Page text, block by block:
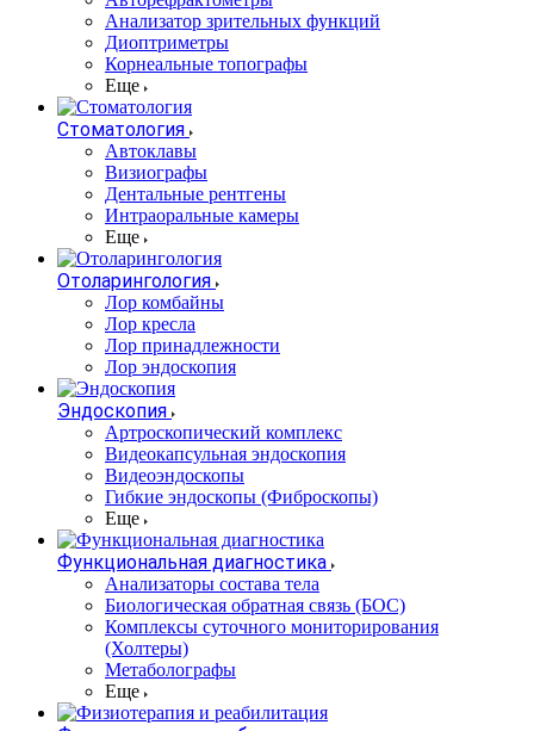
Анализатор зрительных функций
Диоптриметры
Корнеальные топографы
Еще
Стоматология
Автоклавы
Визиографы
Дентальные рентгены
Интраоральные камеры
Еще
Отоларингология
Лор комбайны
Лор кресла
Лор принадлежности
Лор эндоскопия
Эндоскопия
Артроскопический комплекс
Видеокапсульная эндоскопия
Видеоэндоскопы
Гибкие эндоскопы (Фиброcкопы)
Еще
Функциональная диагностика
Анализаторы состава тела
Биологическая обратная связь (БОС)
Комплексы суточного мониторирования
(Холтеры)
Метаболографы
Еще